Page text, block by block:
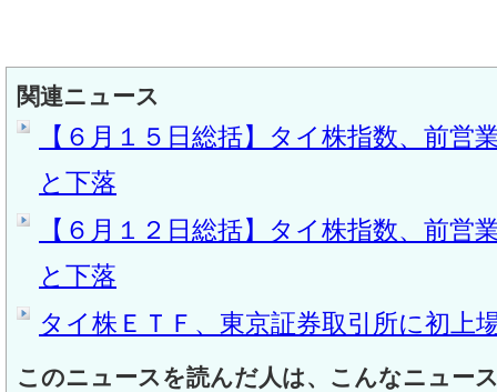
関連ニュース
【６月１５日総括】タイ株指数、前営
と下落
【６月１２日総括】タイ株指数、前営
と下落
タイ株ＥＴＦ、東京証券取引所に初上
このニュースを読んだ人は、こんなニュー